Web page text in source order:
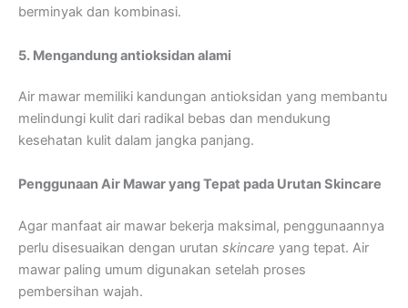
berminyak dan kombinasi.
5. Mengandung antioksidan alami
Air mawar memiliki kandungan antioksidan yang membantu
melindungi kulit dari radikal bebas dan mendukung
kesehatan kulit dalam jangka panjang.
Penggunaan Air Mawar yang Tepat pada Urutan Skincare
Agar manfaat air mawar bekerja maksimal, penggunaannya
perlu disesuaikan dengan urutan skincare yang tepat. Air
mawar paling umum digunakan setelah proses
pembersihan wajah.